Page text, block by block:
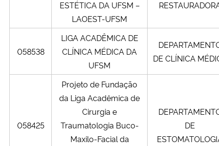
ESTÉTICA DA UFSM –
LAOEST-UFSM
058538
LIGA ACADÊMICA DE
CLÍNICA MÉDICA DA
UFSM
DE CLÍNICA
058425
Projeto de Fundação
da Liga Acadêmica de
Cirurgia e
Traumatologia Buco-
Maxilo-Facial da
DE